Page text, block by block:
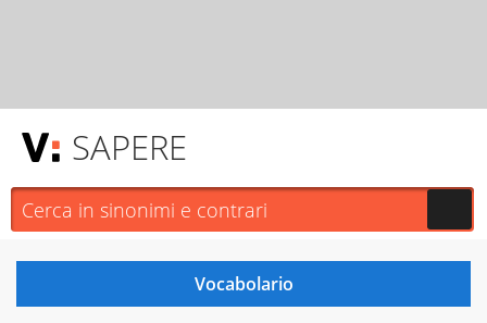
SAPERE